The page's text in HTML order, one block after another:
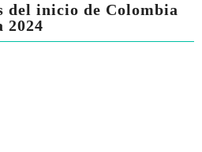
del inicio de Colombia
2024